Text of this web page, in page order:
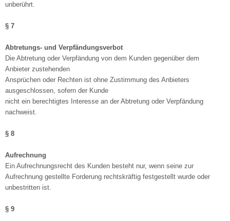
unberührt.
§ 7
Abtretungs- und Verpfändungsverbot
Die Abtretung oder Verpfändung von dem Kunden gegenüber dem
Anbieter zustehenden
Ansprüchen oder Rechten ist ohne Zustimmung des Anbieters
ausgeschlossen, sofern der Kunde
nicht ein berechtigtes Interesse an der Abtretung oder Verpfändung
nachweist.
§ 8
Aufrechnung
Ein Aufrechnungsrecht des Kunden besteht nur, wenn seine zur
Aufrechnung gestellte Forderung rechtskräftig festgestellt wurde oder
unbestritten ist.
§ 9